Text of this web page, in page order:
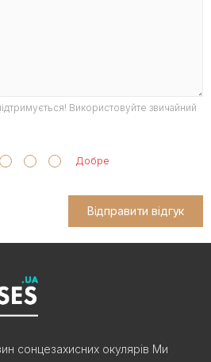
Використовуйте звичайний
Добре
Відправити відгук
сонцезахисних окулярів Ми